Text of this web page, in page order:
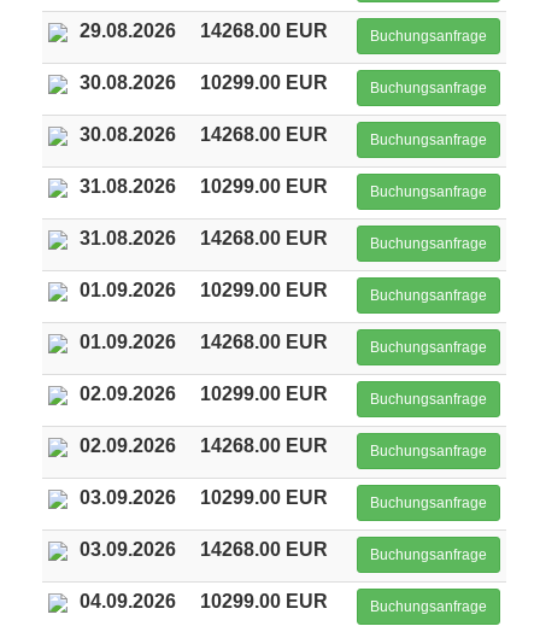
29.08.2026 14268.00 EUR Buchungsanfrage
30.08.2026 10299.00 EUR Buchungsanfrage
30.08.2026 14268.00 EUR Buchungsanfrage
31.08.2026 10299.00 EUR Buchungsanfrage
31.08.2026 14268.00 EUR Buchungsanfrage
01.09.2026 10299.00 EUR Buchungsanfrage
01.09.2026 14268.00 EUR Buchungsanfrage
02.09.2026 10299.00 EUR Buchungsanfrage
02.09.2026 14268.00 EUR Buchungsanfrage
03.09.2026 10299.00 EUR Buchungsanfrage
03.09.2026 14268.00 EUR Buchungsanfrage
04.09.2026 10299.00 EUR Buchungsanfrage